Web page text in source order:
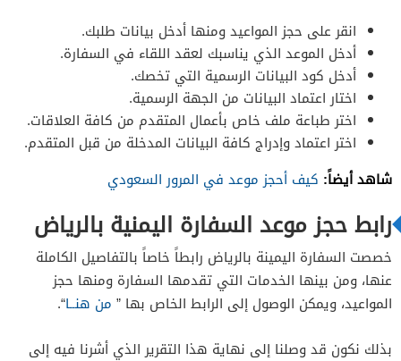
انقر على حجز المواعيد ومنها أدخل بيانات طلبك.
أدخل الموعد الذي يناسبك لعقد اللقاء في السفارة.
أدخل كود البيانات الرسمية التي تخصك.
اختار اعتماد البيانات من الجهة الرسمية.
اختر طباعة ملف خاص بأعمال المتقدم من كافة العلاقات.
اختر اعتماد وإدراج كافة البيانات المدخلة من قبل المتقدم.
شاهد أيضاً: كيف أحجز موعد في المرور السعودي
رابط حجز موعد السفارة اليمنية بالرياض
خصصت السفارة اليمينة بالرياض رابطاً خاصاً بالتفاصيل الكاملة
عنها، ومن بينها الخدمات التي تقدمها السفارة ومنها حجز
المواعيد، ويمكن الوصول إلى الرابط الخاص بها ” من هنــا“.
بذلك نكون قد وصلنا إلى نهاية هذا التقرير الذي أشرنا فيه إلى